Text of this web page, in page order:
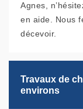
Agnes,
en aide. Nous
décevoir.
Travaux de
environs